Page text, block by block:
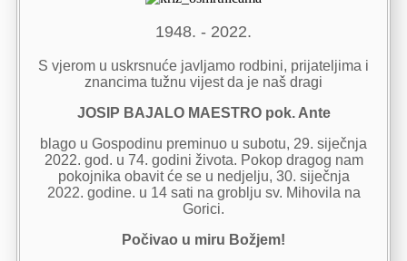
1948. - 2022.
S vjerom u uskrsnuće javljamo rodbini, prijateljima i
znancima tužnu vijest da je naš dragi
JOSIP BAJALO MAESTRO pok. Ante
blago u Gospodinu preminuo u subotu, 29. siječnja
2022. god. u 74. godini života. Pokop dragog nam
pokojnika obavit će se u nedjelju, 30. siječnja
2022. godine. u 14 sati na groblju sv. Mihovila na
Gorici.
Počivao u miru Božjem!